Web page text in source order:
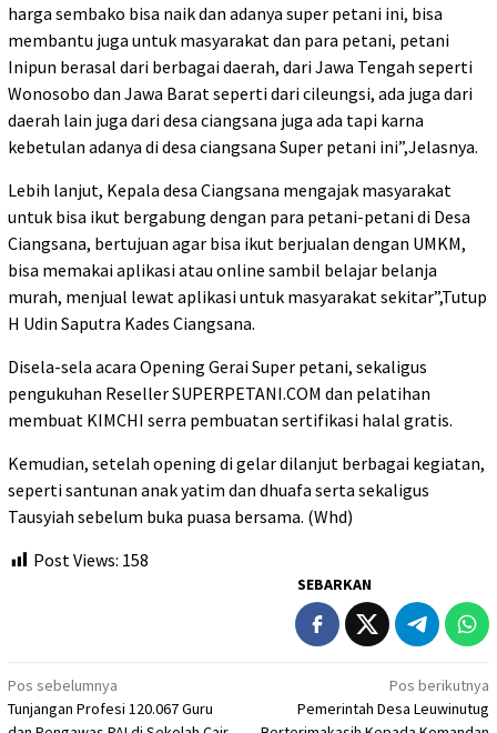
harga sembako bisa naik dan adanya super petani ini, bisa
membantu juga untuk masyarakat dan para petani, petani
Inipun berasal dari berbagai daerah, dari Jawa Tengah seperti
Wonosobo dan Jawa Barat seperti dari cileungsi, ada juga dari
daerah lain juga dari desa ciangsana juga ada tapi karna
kebetulan adanya di desa ciangsana Super petani ini”,Jelasnya.
Lebih lanjut, Kepala desa Ciangsana mengajak masyarakat
untuk bisa ikut bergabung dengan para petani-petani di Desa
Ciangsana, bertujuan agar bisa ikut berjualan dengan UMKM,
bisa memakai aplikasi atau online sambil belajar belanja
murah, menjual lewat aplikasi untuk masyarakat sekitar”,Tutup
H Udin Saputra Kades Ciangsana.
Disela-sela acara Opening Gerai Super petani, sekaligus
pengukuhan Reseller SUPERPETANI.COM dan pelatihan
membuat KIMCHI serra pembuatan sertifikasi halal gratis.
Kemudian, setelah opening di gelar dilanjut berbagai kegiatan,
seperti santunan anak yatim dan dhuafa serta sekaligus
Tausyiah sebelum buka puasa bersama. (Whd)
Post Views: 158
SEBARKAN
Navigasi
pos
Pos sebelumnya
Tunjangan Profesi 120.067 Guru
Pos berikutnya
Pemerintah Desa Leuwinutug